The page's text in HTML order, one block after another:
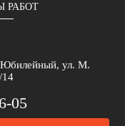
РАБОТ
Юбилейный, ул. М.
14
05